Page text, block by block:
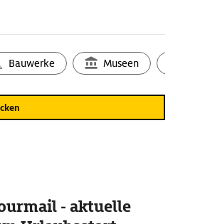
Bauwerke Museen
- aktuelle